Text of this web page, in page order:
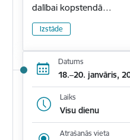
dalībai kopstendā…
Izstāde
Datums
18.–20. janvāris,
Laiks
Visu dienu
Atrašanās vieta